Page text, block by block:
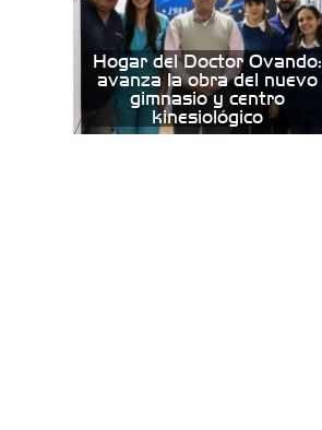
Hogar del Doctor Ovando:
avanza la obra del nuevo
gimnasio y centro
kinesiológico